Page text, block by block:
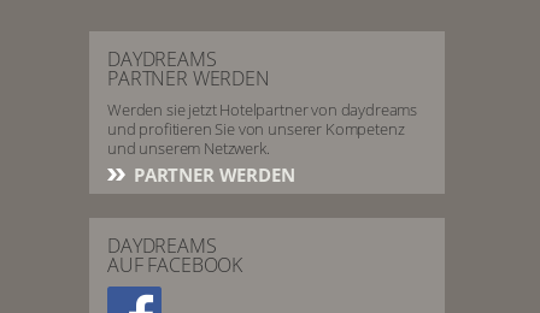
DAYDREAMS
PARTNER WERDEN
Werden sie jetzt Hotelpartner von daydreams
und profitieren Sie von unserer Kompetenz
und unserem Netzwerk.
PARTNER WERDEN
DAYDREAMS
AUF FACEBOOK